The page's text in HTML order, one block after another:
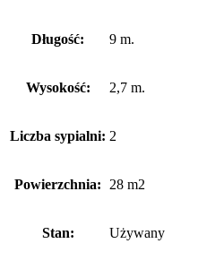
Długość: 9 m.
Wysokość: 2,7 m.
Liczba sypialni: 2
Powierzchnia: 28 m2
Stan: Używany